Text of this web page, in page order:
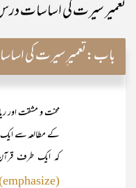
تعمیر سیرت کی اساسات
باب:تعمیر ِسیرت کی اساسات اور
محنت و مشقت اور
کے مطالعہ سے
کہ ایک طرف قرآن
(emphasize)